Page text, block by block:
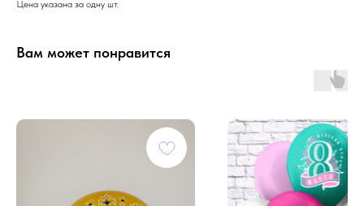
Цена указана за одну шт.
Вам может понравится